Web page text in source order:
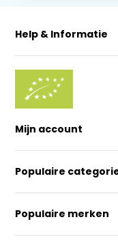
Help & Informatie
Mijn account
Populaire
Populaire merken